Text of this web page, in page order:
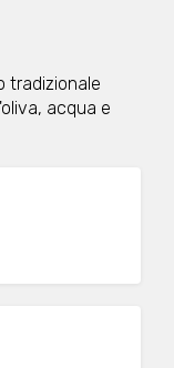
tradizionale
acqua e